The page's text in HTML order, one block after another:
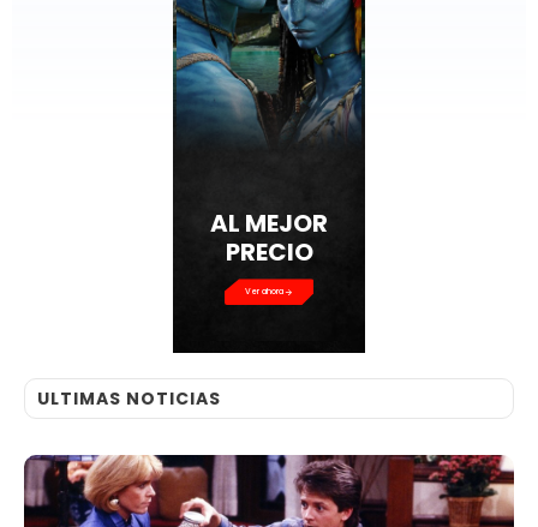
AL MEJOR
PRECIO
Ver ahora
ULTIMAS NOTICIAS